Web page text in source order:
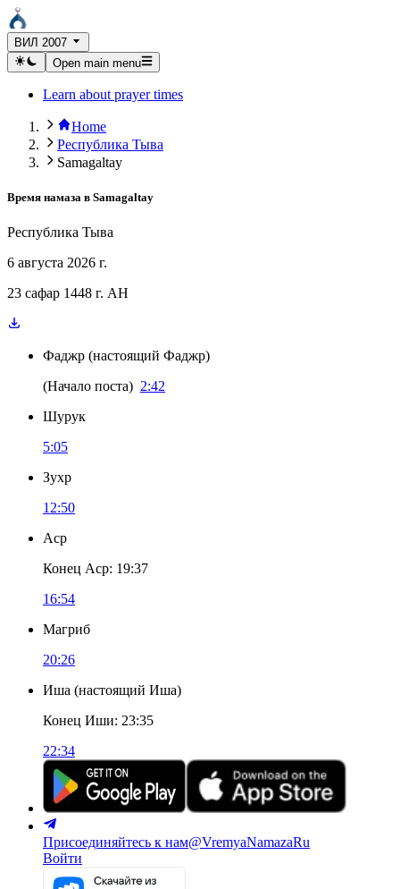
ВИЛ 2007
Open main menu
Learn about prayer times
Home
Республика Тыва
Samagaltay
Время намаза в Samagaltay
Республика Тыва
6 августа 2026 г.
23 сафар 1448 г. AH
Фаджр (настоящий Фаджр)
(Начало поста) 2:42
Шурук
5:05
Зухр
12:50
Аср
Конец Аср: 19:37
16:54
Магриб
20:26
Иша (настоящий Иша)
Конец Иши: 23:35
22:34
Присоединяйтесь к нам@VremyaNamazaRu
Войти